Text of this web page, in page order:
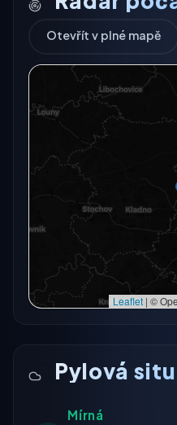
Otevřít v plné mapě
Radarový snímek
Otevřít v
Zkusit znovu
Leaflet | ©
Pylová
Mírná